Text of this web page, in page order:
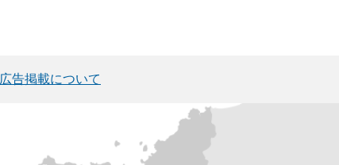
広告掲載について